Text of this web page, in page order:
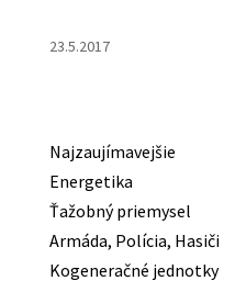
23.5.2017
Najzaujímavejšie
Energetika
Ťažobný priemysel
Armáda, Polícia, Hasiči
Kogeneračné jednotky